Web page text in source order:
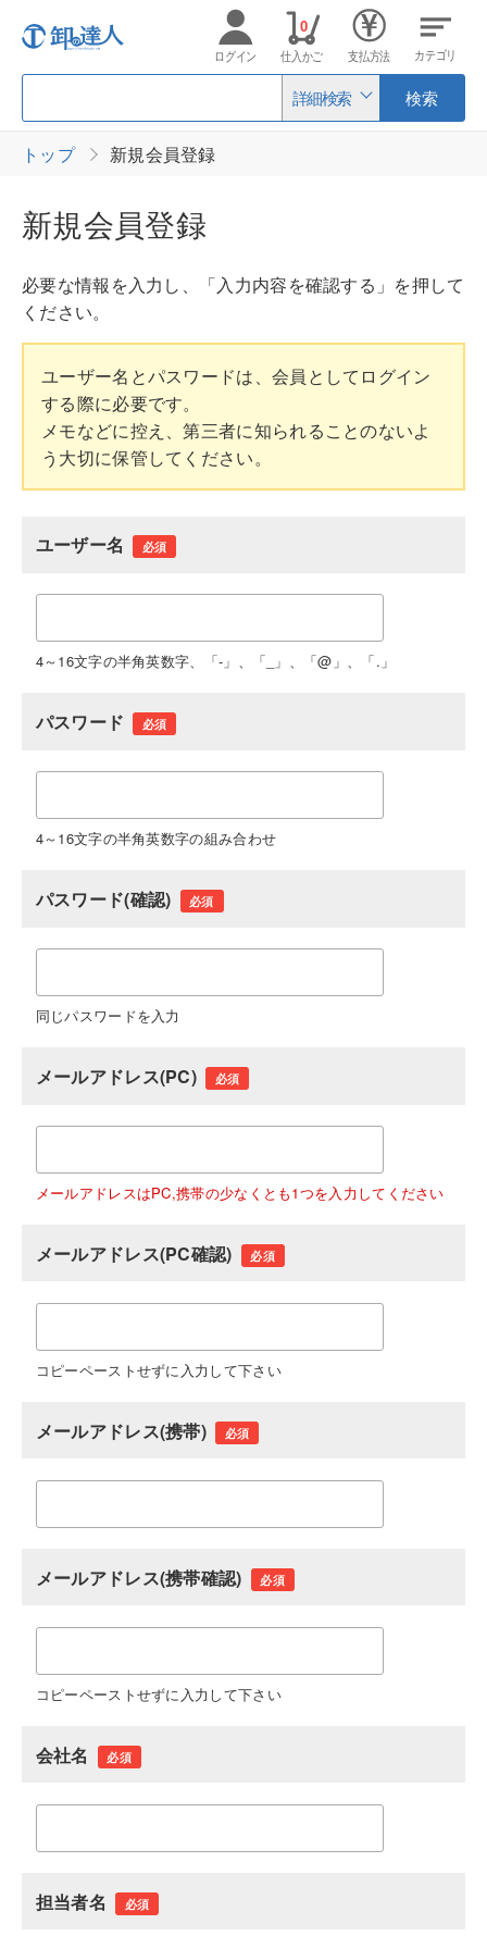
詳細検索 検索
ログイン 仕入かご
0
支払方法 カテゴリ
トップ 新規会員登録
新規会員登録
必要な情報を入力し、「入力内容を確認する」を押して
ください。
ユーザー名とパスワードは、会員としてログイン
する際に必要です。
メモなどに控え、第三者に知られることのないよ
う大切に保管してください。
ユーザー名 必須
4～16文字の半角英数字、「-」、「_」、「@」、「.」
パスワード 必須
4～16文字の半角英数字の組み合わせ
パスワード(確認) 必須
同じパスワードを入力
メールアドレス(PC) 必須
メールアドレスはPC,携帯の少なくとも1つを入力してください
メールアドレス(PC確認) 必須
コピーペーストせずに入力して下さい
メールアドレス(携帯) 必須
メールアドレス(携帯確認) 必須
コピーペーストせずに入力して下さい
会社名 必須
担当者名 必須